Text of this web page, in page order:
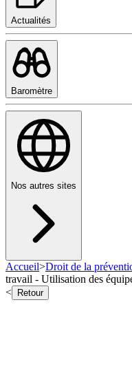
Actualités
Baromètre
Nos autres sites
Accueil>Droit de la
travail - Utilisation des
<
Retour